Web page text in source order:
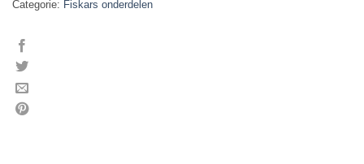
Categorie: Fiskars onderdelen